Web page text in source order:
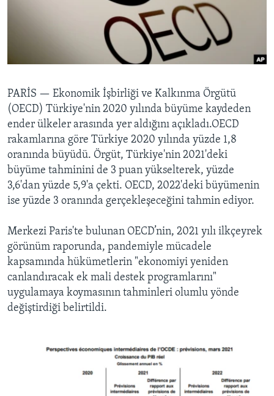
Diller
PARİS — Ekonomik İşbirliği ve Kalkınma Örgütü
(OECD) Türkiye'nin 2020 yılında büyüme kaydeden
ender ülkeler arasında yer aldığını açıkladı.OECD
rakamlarına göre Türkiye 2020 yılında yüzde 1,8
oranında büyüdü. Örgüt, Türkiye'nin 2021'deki
büyüme tahminini de 3 puan yükselterek, yüzde
3,6'dan yüzde 5,9'a çekti. OECD, 2022'deki büyümenin
ise yüzde 3 oranında gerçekleşeceğini tahmin ediyor.
Merkezi Paris'te bulunan OECD’nin, 2021 yılı ilkçeyrek
görünüm raporunda, pandemiyle mücadele
kapsamında hükümetlerin "ekonomiyi yeniden
canlandıracak ek mali destek programlarını"
uygulamaya koymasının tahminleri olumlu yönde
değiştirdiği belirtildi.